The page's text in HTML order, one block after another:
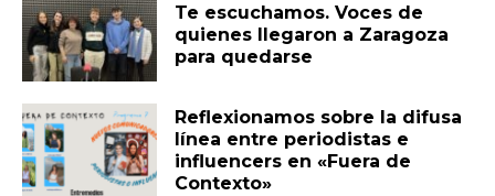
Te escuchamos. Voces de
quienes llegaron a Zaragoza
para quedarse
Reflexionamos sobre la difusa
línea entre periodistas e
influencers en «Fuera de
Contexto»